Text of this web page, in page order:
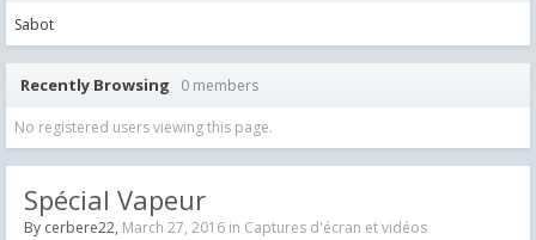
Sabot
Recently Browsing 0 members
No registered users viewing this page.
Spécial Vapeur
By cerbere22, March 27, 2016 in Captures d'écran et vidéos